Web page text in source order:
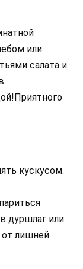
или
салата и
кускусом.
дуршлаг или
от лишней